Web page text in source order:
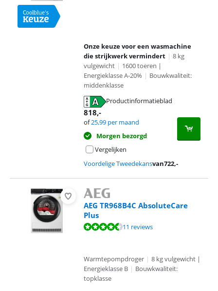
Onze keuze voor een wasmachine
die strijkwerk vermindert | 8 kg
vulgewicht | 1600 toeren |
Energieklasse A-20% | Bouwkwaliteit:
middenklasse
Productinformatieblad
818,-
of25,99 per maand
Morgen bezorgd
Vergelijken
Voordelige Tweedekansvan722,-
AEG TR968B4C AbsoluteCare
Plus
Beoordeling is 9,0 van de 10, gebaseerd op 11 reviews.
11 reviews
Warmtepompdroger | 8 kg vulgewicht |
Energieklasse B | Bouwkwaliteit:
topklasse